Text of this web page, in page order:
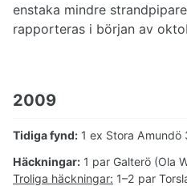
enstaka mindre
rapporteras i början av
2009
Tidiga fynd: 1 ex Stora Amundö
Häckningar: 1 par Galterö (Ola
Troliga häckningar: 1–2 par